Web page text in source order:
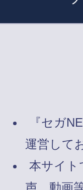
『セガ
運営して
本サイト
声、動画